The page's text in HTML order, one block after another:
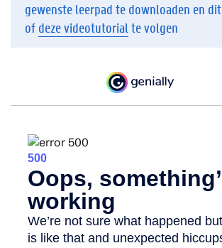
gewenste leerpad te downloaden en dit
of deze videotutorialte volgen